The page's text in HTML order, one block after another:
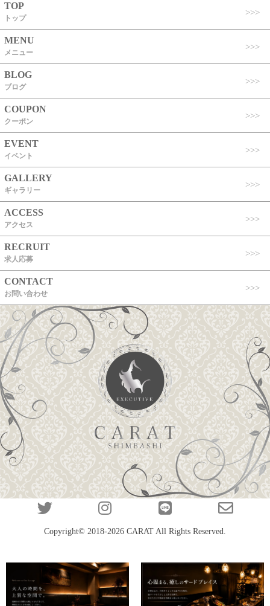
TOP
トップ
MENU
メニュー
BLOG
ブログ
COUPON
クーポン
EVENT
イベント
GALLERY
ギャラリー
ACCESS
アクセス
RECRUIT
求人応募
CONTACT
お問い合わせ
Copyright© 2018-2026 CARAT All Rights Reserved.